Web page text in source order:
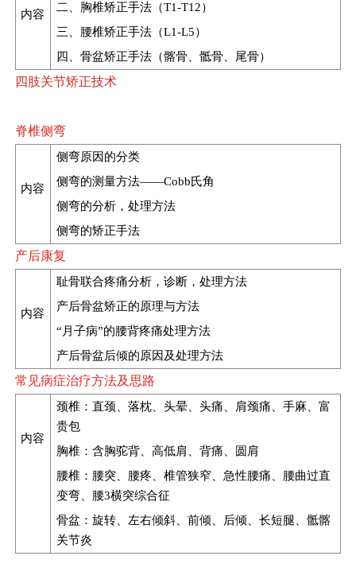
内容
二、胸椎矫正手法（T1-T12）
三、腰椎矫正手法（L1-L5）
四、骨盆矫正手法（髂骨、骶骨、尾骨）
四肢关节矫正技术
脊椎侧弯
内容
侧弯原因的分类
侧弯的测量方法——Cobb氏角
侧弯的分析，处理方法
侧弯的矫正手法
产后康复
内容
耻骨联合疼痛分析，诊断，处理方法
产后骨盆矫正的原理与方法
“月子病”的腰背疼痛处理方法
产后骨盆后倾的原因及处理方法
常见病症治疗方法及思路
内容
颈椎：直颈、落枕、头晕、头痛、肩颈痛、手麻、富
贵包
胸椎：含胸驼背、高低肩、背痛、圆肩
腰椎：腰突、腰疼、椎管狭窄、急性腰痛、腰曲过直
变弯、腰3横突综合征
骨盆：旋转、左右倾斜、前倾、后倾、长短腿、骶髂
关节炎